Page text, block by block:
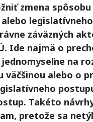
zmena spôsobu
záväzných
Ide najmä o
na
väčšinou alebo o
Takéto
pretože sa